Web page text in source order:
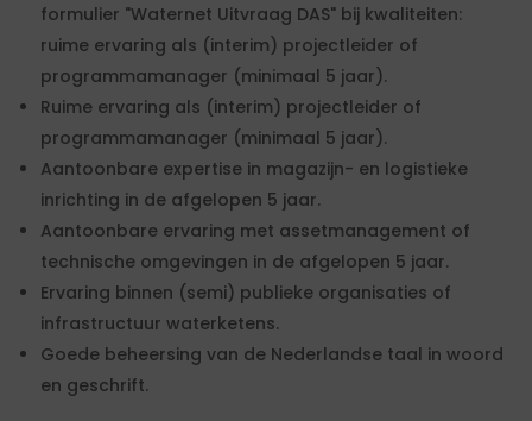
formulier "Waternet Uitvraag DAS" bij kwaliteiten:
ruime ervaring als (interim) projectleider of
programmamanager (minimaal 5 jaar).
Ruime ervaring als (interim) projectleider of
programmamanager (minimaal 5 jaar).
Aantoonbare expertise in magazijn- en logistieke
inrichting in de afgelopen 5 jaar.
Aantoonbare ervaring met assetmanagement of
technische omgevingen in de afgelopen 5 jaar.
Ervaring binnen (semi) publieke organisaties of
infrastructuur waterketens.
Goede beheersing van de Nederlandse taal in woord
en geschrift.